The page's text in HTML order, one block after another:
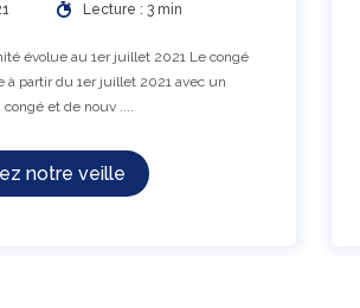
Lecture : 3 min
évolue au 1er juillet 2021 Le congé
à partir du 1er juillet 2021 avec un
et de nouv ....
notre veille